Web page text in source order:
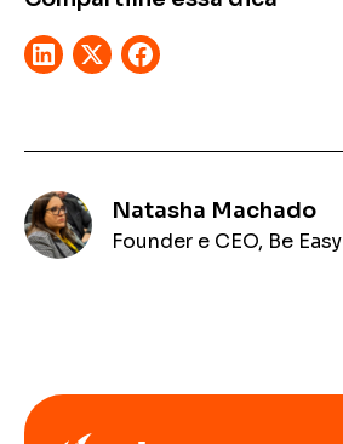
Natasha Machado
Founder e CEO, Be Easy